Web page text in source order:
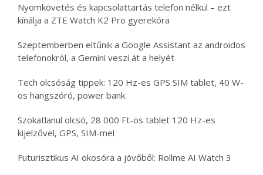
Nyomkövetés és kapcsolattartás telefon nélkül – ezt
kínálja a ZTE Watch K2 Pro gyerekóra
Szeptemberben eltűnik a Google Assistant az androidos
telefonokról, a Gemini veszi át a helyét
Tech olcsóság tippek: 120 Hz-es GPS SIM tablet, 40 W-
os hangszóró, power bank
Szokatlanul olcsó, 28 000 Ft-os tablet 120 Hz-es
kijelzővel, GPS, SIM-mel
Futurisztikus AI okosóra a jövőből: Rollme AI Watch 3